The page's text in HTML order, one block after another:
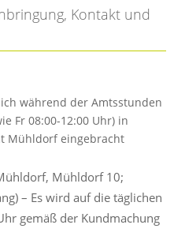
Kontakt und
während der Amtsstunden
Fr 08:00-12:00 Uhr) in
Mühldorf eingebracht
Mühldorf 10;
– Es wird auf die täglichen
gemäß der Kundmachung